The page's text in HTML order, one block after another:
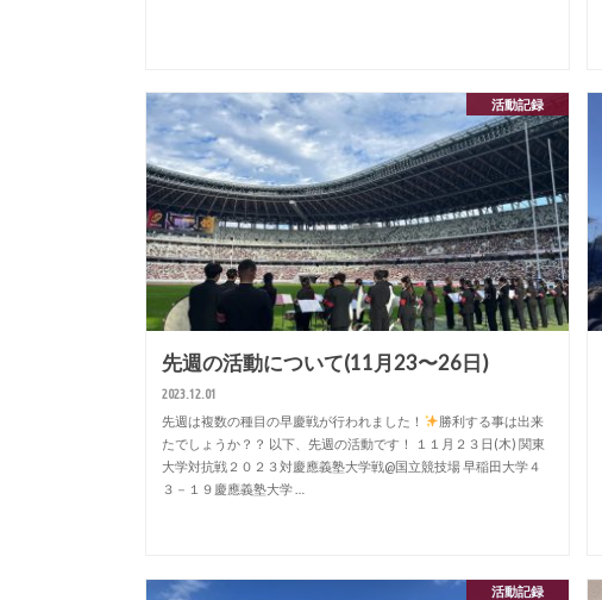
活動記録
先週の活動について(11月23〜26日)
2023.12.01
先週は複数の種目の早慶戦が行われました！
勝利する事は出来
たでしょうか？？ 以下、先週の活動です！ １１月２３日(木) 関東
大学対抗戦２０２３対慶應義塾大学戦@国立競技場 早稲田大学４
３－１９慶應義塾大学 …
活動記録